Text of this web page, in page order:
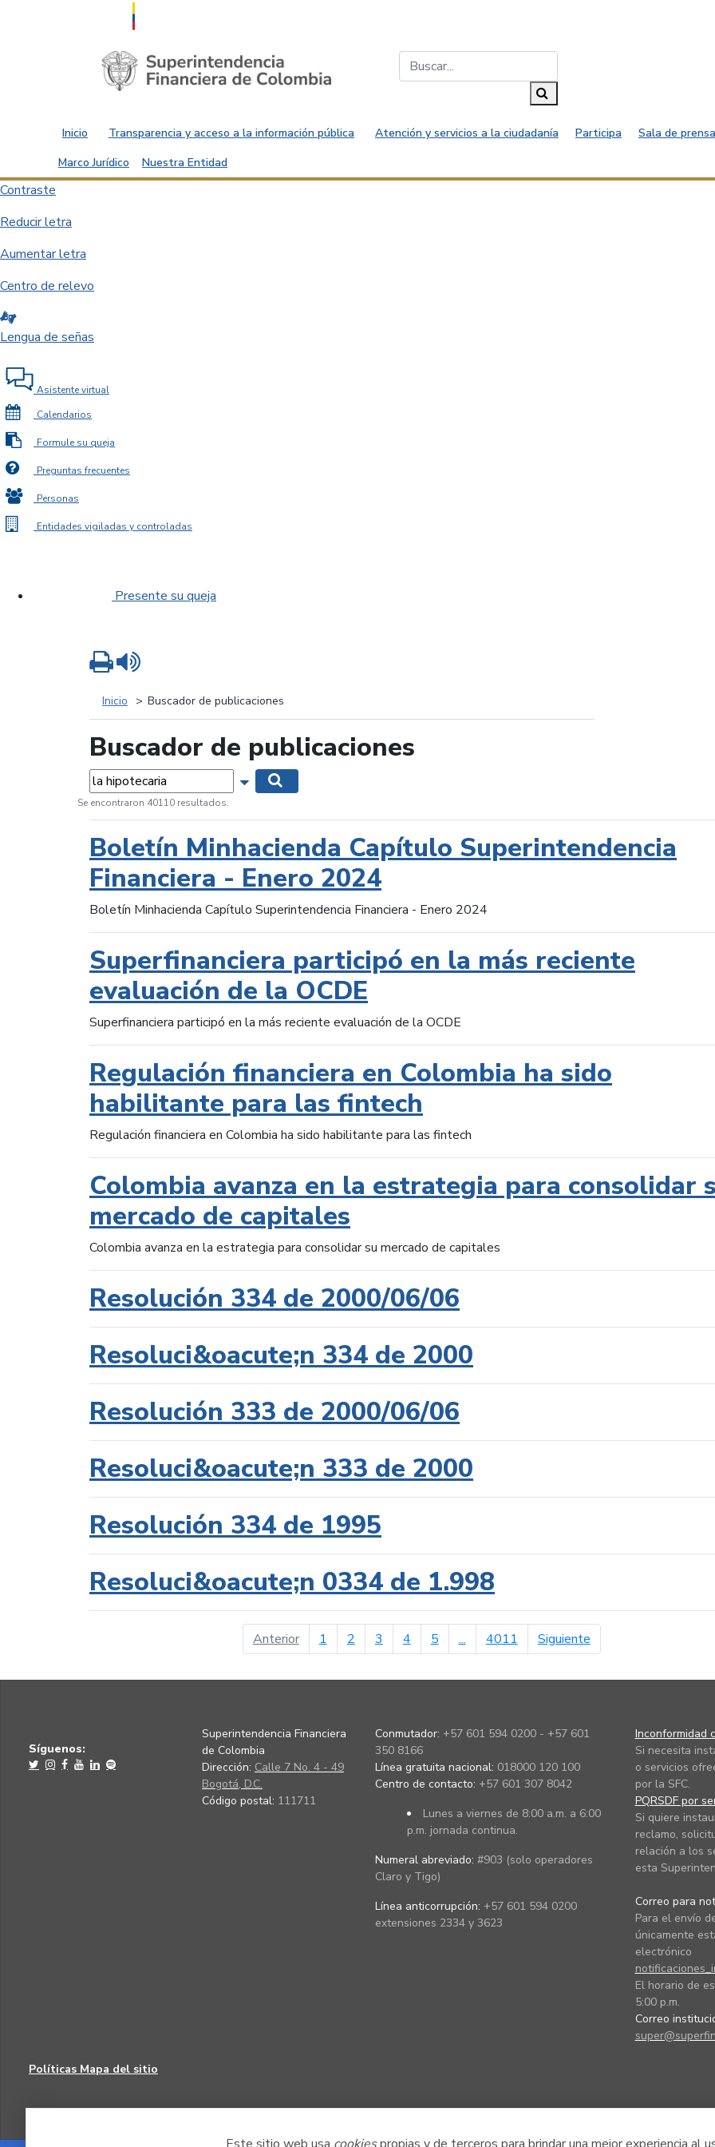
Saltar al contenido principal
Inicio Transparencia y acceso a la información pública Atención y servicios a la ciudadanía Participa
Sala de
Marco Jurídico
Nuestra Entidad
Contraste
Reducir letra
Aumentar letra
Centro de relevo
Lengua de señas
Asistente virtual
Calendarios
Formule su queja
Preguntas frecuentes
Personas
Entidades vigiladas y controladas
Presente su queja
Inicio Buscador de publicaciones
Buscador de publicaciones
Palabras... Mostrar opciones de búsqueda
Se encontraron 40110 resultados.
Boletín Minhacienda Capítulo Superintendencia
Financiera - Enero 2024
Boletín Minhacienda Capítulo Superintendencia Financiera - Enero 2024
Superfinanciera participó en la más reciente
evaluación de la OCDE
Superfinanciera participó en la más reciente evaluación de la OCDE
Regulación financiera en Colombia ha sido
habilitante para las fintech
Regulación financiera en Colombia ha sido habilitante para las fintech
Colombia avanza en la estrategia para consolidar
mercado de capitales
Colombia avanza en la estrategia para consolidar su mercado de capitales
Resolución 334 de 2000/06/06
Resoluci&oacute;n 334 de 2000
Resolución 333 de 2000/06/06
Resoluci&oacute;n 333 de 2000
Resolución 334 de 1995
Resoluci&oacute;n 0334 de 1.998
Anteriorpágina anterior
1 2 3 4 5 ... 4011 Siguientepágina siguiente
Imprimir
Síguenos:
Superintendencia Financiera
de Colombia
Dirección: Calle 7 No. 4 - 49
Bogotá, D.C.
Código postal: 111711
Conmutador: +57 601 594 0200 - +57 601
350 8166
Línea gratuita nacional: 018000 120 100
Centro de contacto: +57 601 307 8042
Lunes a viernes de 8:00 a.m. a 6:00
p.m. jornada continua.
Numeral abreviado: #903 (solo operadores
Claro y Tigo)
Línea anticorrupción: +57 601 594 0200
extensiones 2334 y 3623
Inconformidad
Si necesita
o servicios
por la SFC.
PQRSDF por
Si quiere
reclamo,
relación a los
esta
Correo para
Para el envío
únicamente
electrónico
El horario de
5:00 p.m.
Correo
Políticas Mapa del sitio